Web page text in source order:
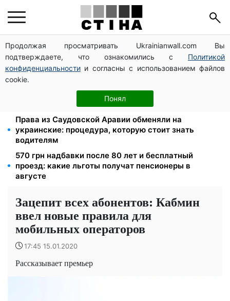
Продолжая просматривать Ukrainianwall.com Вы
подтверждаете, что ознакомились с Политикой
конфиденциальности и согласны с использованием файлов
cookie.
Понял
Тарифы на воду взлетели до 91,24 грн/куб, газ
может достичь 15 грн: коммунальные цены в
августе
Субсидии отменят, льготы на коммуналку
аннулируют: ПФУ проверяет доходы пенсионеров в
Права из Саудовской Аравии обменяли на
украинские: процедура, которую стоит знать
водителям
570 грн надбавки после 80 лет и бесплатный
проезд: какие льготы получат пенсионеры в
августе
Зацепит всех абонентов: Кабмин
ввел новые правила для
мобильных операторов
17:45 15.01.2020
Рассказывает премьер